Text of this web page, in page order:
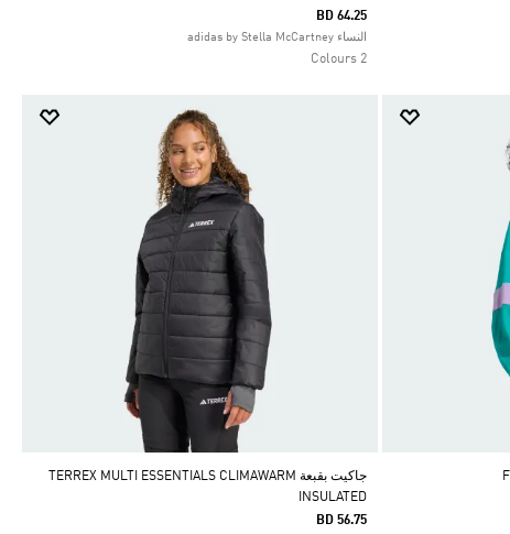
Selected
BD 64.25
النساء adidas by Stella McCartney
2 Colours
جاكيت بقبعة TERREX MULTI ESSENTIALS CLIMAWARM
INSULATED
BD 56.75